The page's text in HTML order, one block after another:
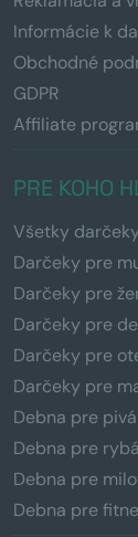
Informácie k
Obchodné
GDPR
Affiliate
PRE KOHO
Všetky darčeky
Darčeky pre
Darčeky pre
Darčeky pre
Darčeky pre
Darčeky pre
Debna pre
Debna pre
Debna pre
Debna pre